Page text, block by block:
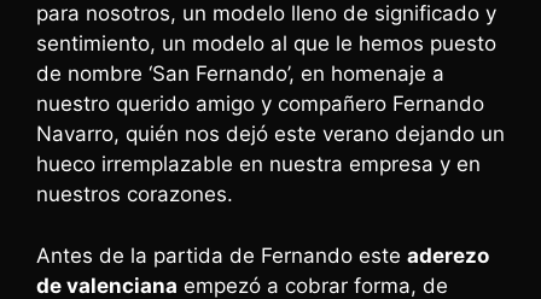
para nosotros, un modelo lleno de significado y
sentimiento, un modelo al que le hemos puesto
de nombre ‘San Fernando’, en homenaje a
nuestro querido amigo y compañero Fernando
Navarro, quién nos dejó este verano dejando un
hueco irremplazable en nuestra empresa y en
nuestros corazones.
Antes de la partida de Fernando este aderezo
de valenciana empezó a cobrar forma, de